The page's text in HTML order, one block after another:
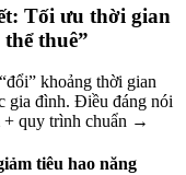
Tối ưu thời gian
thuê”
khoảng thời gian
gia đình. Điều đáng nói
+ quy trình chuẩn →
tiêu hao năng